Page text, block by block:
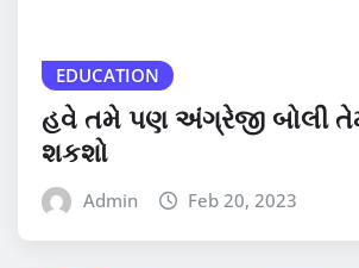
EDUCATION
હવે તમે પણ અંગ્રેજી બોલી
શકશો
Admin Feb 20, 2023